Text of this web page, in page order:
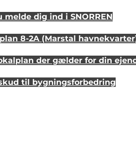
melde dig ind i SNORREN
8-2A (Marstal
der gælder for din
til bygningsforbedring